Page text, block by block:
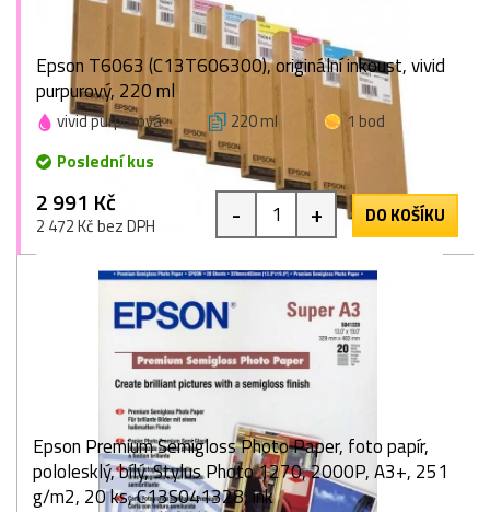
Epson T6063 (C13T606300), originální inkoust, vivid
purpurový, 220 ml
vivid purpurová 220 ml
1 bod
Poslední kus
2 991 Kč
2 472 Kč bez DPH - + DO KOŠÍKU
Epson Premium Semigloss Photo Paper, foto papír,
pololesklý, bílý, Stylus Photo 1270, 2000P, A3+, 251
g/m2, 20 ks, C13S041328, ink